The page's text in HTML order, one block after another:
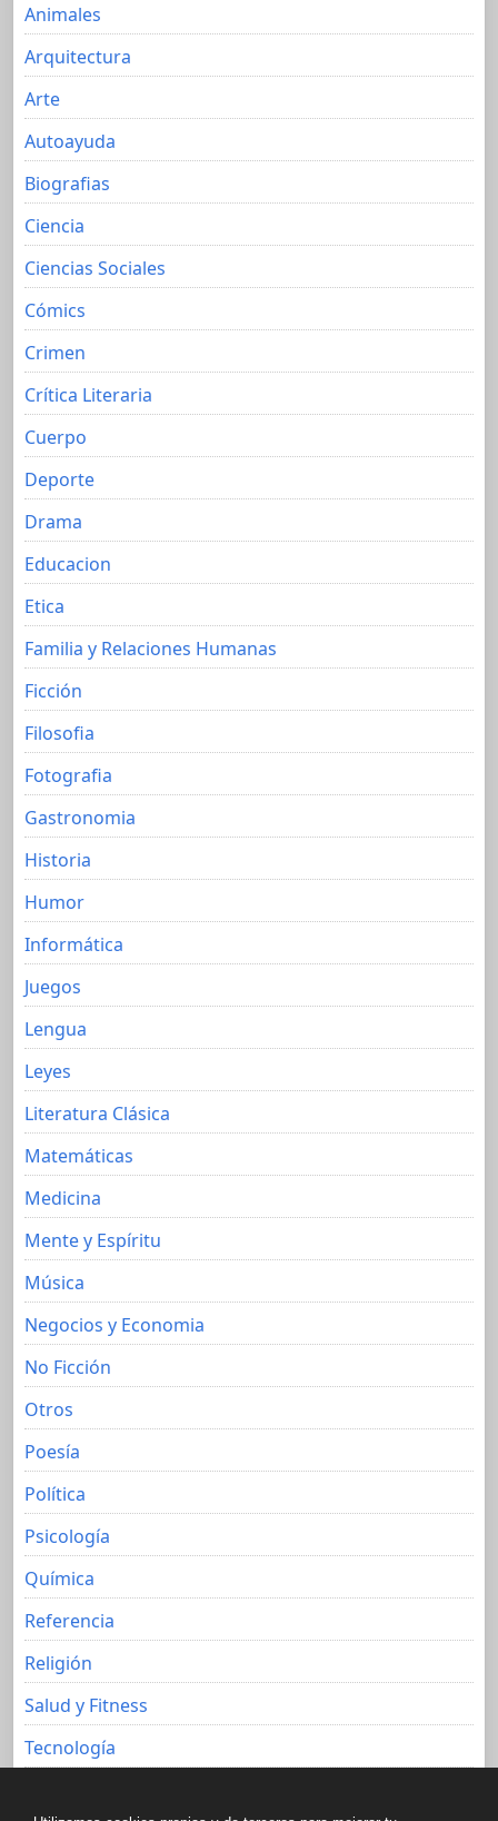
Animales
Arquitectura
Arte
Autoayuda
Biografias
Ciencia
Ciencias Sociales
Cómics
Crimen
Crítica Literaria
Cuerpo
Deporte
Drama
Educacion
Etica
Familia y Relaciones Humanas
Ficción
Filosofia
Fotografia
Gastronomia
Historia
Humor
Informática
Juegos
Lengua
Leyes
Literatura Clásica
Matemáticas
Medicina
Mente y Espíritu
Música
Negocios y Economia
No Ficción
Otros
Poesía
Política
Psicología
Química
Referencia
Religión
Salud y Fitness
Tecnología